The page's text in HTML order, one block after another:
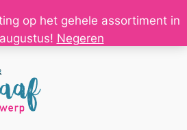
op het gehele assortiment in
Negeren